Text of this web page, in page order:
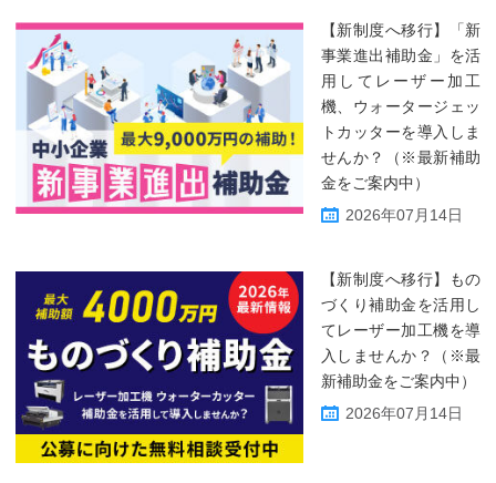
【新制度へ移行】「新
事業進出補助金」を活
用してレーザー加工
機、ウォータージェッ
トカッターを導入しま
せんか？（※最新補助
金をご案内中）
2026年07月14日
【新制度へ移行】もの
づくり補助金を活用し
てレーザー加工機を導
入しませんか？（※最
新補助金をご案内中）
2026年07月14日